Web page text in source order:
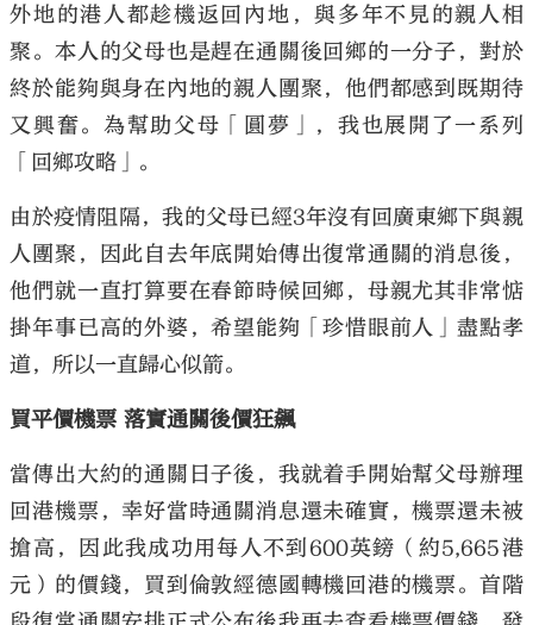
外地的港人都趁機返回內地，與多年不見的親人相
聚。本人的父母也是趕在通關後回鄉的一分子，對於
終於能夠與身在內地的親人團聚，他們都感到既期待
又興奮。為幫助父母「圓夢」，我也展開了一系列
「回鄉攻略」。
由於疫情阻隔，我的父母已經3年沒有回廣東鄉下與親
人團聚，因此自去年底開始傳出復常通關的消息後，
他們就一直打算要在春節時候回鄉，母親尤其非常惦
掛年事已高的外婆，希望能夠「珍惜眼前人」盡點孝
道，所以一直歸心似箭。
買平價機票 落實通關後價狂飆
當傳出大約的通關日子後，我就着手開始幫父母辦理
回港機票，幸好當時通關消息還未確實，機票還未被
搶高，因此我成功用每人不到600英鎊（約5,665港
元）的價錢，買到倫敦經德國轉機回港的機票。首階